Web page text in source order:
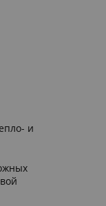
и